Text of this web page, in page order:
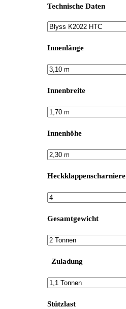
Technische Daten
Innenlänge
Innenbreite
Innenhöhe
Heckklappenscharniere
Gesamtgewicht
Zuladung
Stützlast